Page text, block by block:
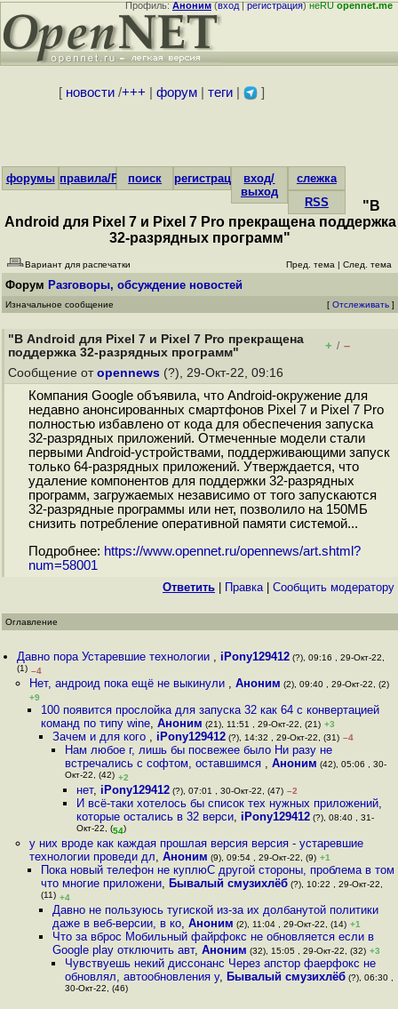
Профиль:Аноним(вход|регистрация)неRUopennet.me
[ новости/+++ форум| теги| ]
форумы правила/FAQпоиск регистрациявход/
выход
слежка
RSS
"В
Android для Pixel 7 и Pixel 7 Pro прекращена поддержка
32-разрядных программ"
Вариант для распечатки Пред. тема | След. тема
Форум Разговоры, обсуждение новостей
Изначальное сообщение [ Отслеживать ]
"В Android для Pixel 7 и Pixel 7 Pro прекращена
поддержка 32-разрядных программ"
+ / –
Сообщение от opennews (?), 29-Окт-22, 09:16
Компания Google объявила, что Android-окружение для
недавно анонсированных смартфонов Pixel 7 и Pixel 7 Pro
полностью избавлено от кода для обеспечения запуска
32-разрядных приложений. Отмеченные модели стали
первыми Android-устройствами, поддерживающими запуск
только 64-разрядных приложений. Утверждается, что
удаление компонентов для поддержки 32-разрядных
программ, загружаемых независимо от того запускаются
32-разрядные программы или нет, позволило на 150МБ
снизить потребление оперативной памяти системой...
Подробнее: https://www.opennet.ru/opennews/art.shtml?
num=58001
Ответить Правка| Cообщить модератору
Оглавление
Давно пора Устаревшие технологии , iPony129412 (?), 09:16 , 29-Окт-22,
(1) –4
Нет, андроид пока ещё не выкинули , Аноним (2), 09:40 , 29-Окт-22, (2)
+9
100 появится прослойка для запуска 32 как 64 с конвертацией
команд по типу wine, Аноним (21), 11:51 , 29-Окт-22, (21) +3
Зачем и для кого , iPony129412 (?), 14:32 , 29-Окт-22, (31) –4
Нам любое г, лишь бы посвежее было Ни разу не
встречались с софтом, оставшимся , Аноним (42), 05:06 , 30-
Окт-22, (42) +2
нет, iPony129412(?), 07:01 , 30-Окт-22, (47) –2
И всё-таки хотелось бы список тех нужных приложений,
которые остались в 32 верси, iPony129412(?), 08:40 , 31-
Окт-22, (54)
у них вроде как каждая прошлая версия версия - устаревшие
технологии проведи дл, Аноним (9), 09:54 , 29-Окт-22, (9) +1
Пока новый телефон не куплюС другой стороны, проблема в том
что многие приложени, Бывалый смузихлёб(?), 10:22 , 29-Окт-22,
(11) +4
Давно не пользуюсь тугиской из-за их долбанутой политики
даже в веб-версии, в ко,Аноним (2), 11:04 , 29-Окт-22, (14) +1
Что за вброс Мобильный файрфокс не обновляется если в
Google play отключить авт,Аноним (32), 15:05 , 29-Окт-22, (32) +3
Чувствуешь некий диссонанс Через апстор фаерфокс не
обновлял, автообновления у, Бывалый смузихлёб(?), 06:30 ,
30-Окт-22, (46)